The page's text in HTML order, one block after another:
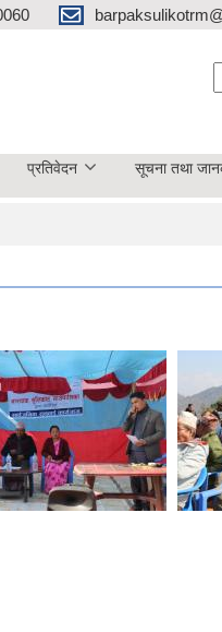
प्रतिवेदन सूचना तथा